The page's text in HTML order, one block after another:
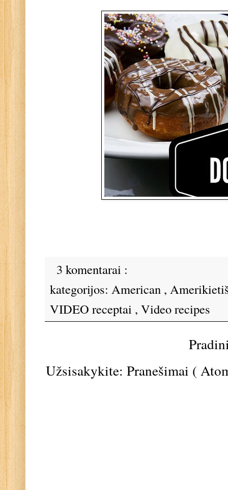
3 komentarai :
kategorijos: American ,
VIDEO receptai , Video recipes
Užsisakykite: Pranešimai (